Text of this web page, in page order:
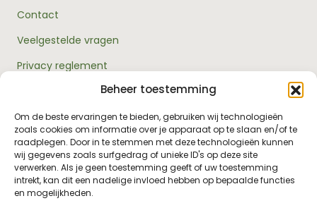
Beheer toestemming
Om de beste ervaringen te bieden, gebruiken wij technologieën
zoals cookies om informatie over je apparaat op te slaan en/of te
raadplegen. Door in te stemmen met deze technologieën kunnen
wij gegevens zoals surfgedrag of unieke ID's op deze site
verwerken. Als je geen toestemming geeft of uw toestemming
intrekt, kan dit een nadelige invloed hebben op bepaalde functies
en mogelijkheden.
Contact
Veelgestelde vragen
Privacy reglement
Algemene voorwaarden
Over ons
RouwExpertise.nl is een initiatief van Bright Elephant en
hét kennisplatform over rouw en verlies. Wij bieden
betrouwbare informatie en praktische hulp voor
iedereen die met rouw te maken heeft - van jezelf tot je
omgeving, van professionals tot leidinggevenden.